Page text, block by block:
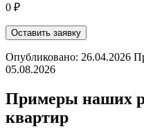
0 ₽
Оставить заявку
Опубликовано: 26.04.2026
05.08.2026
Примеры наших
квартир